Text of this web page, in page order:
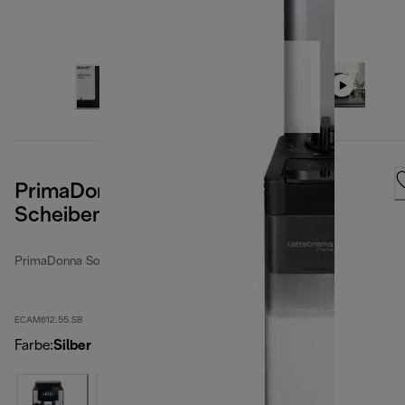
PrimaDonna Soul mit
Scheibenmahlwerk
PrimaDonna Soul
ECAM612.55.SB
Farbe:Silber